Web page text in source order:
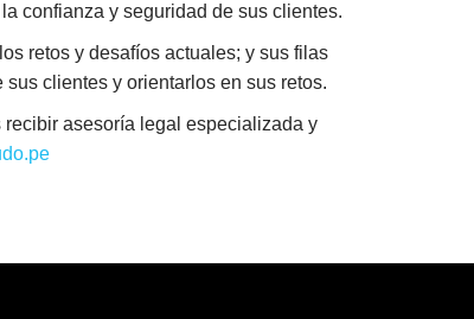
confianza y seguridad de sus clientes.
retos y desafíos actuales; y sus filas
clientes y orientarlos en sus retos.
asesoría legal especializada y